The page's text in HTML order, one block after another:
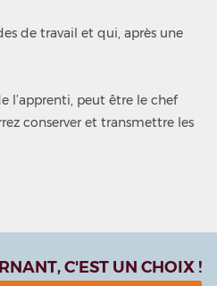
de travail et qui, après une
l’apprenti, peut être le chef
conserver et transmettre les
C'EST UN CHOIX !